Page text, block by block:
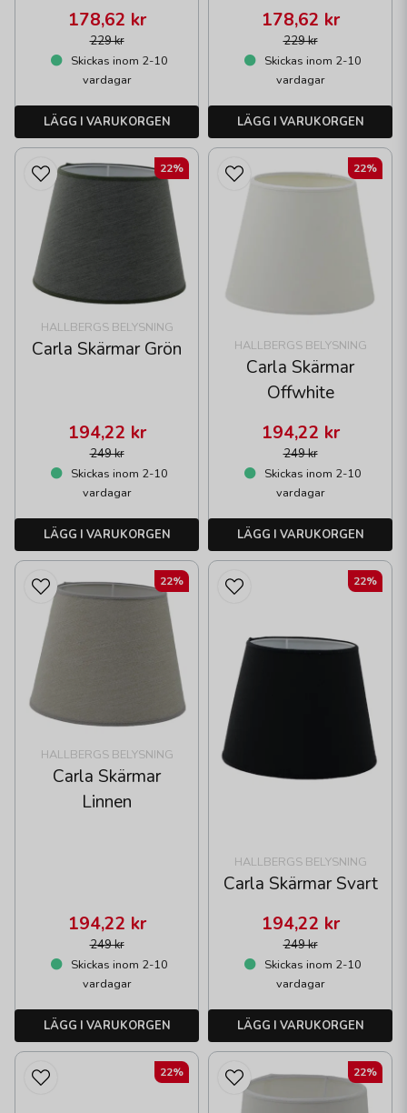
229 kr
178,62 kr
Skickas inom 2-10
vardagar
LÄGG I VARUKORGEN
229 kr
178,62 kr
Skickas inom 2-10
vardagar
LÄGG I VARUKORGEN
HALLBERGS BELYSNING
Carla Skärmar Grön
249 kr
194,22 kr
Skickas inom 2-10
vardagar
LÄGG I VARUKORGEN
22%
HALLBERGS BELYSNING
Carla Skärmar
Offwhite
249 kr
194,22 kr
Skickas inom 2-10
vardagar
LÄGG I VARUKORGEN
22%
HALLBERGS BELYSNING
Carla Skärmar
Linnen
249 kr
194,22 kr
Skickas inom 2-10
vardagar
LÄGG I VARUKORGEN
22%
HALLBERGS BELYSNING
Carla Skärmar Svart
249 kr
194,22 kr
Skickas inom 2-10
vardagar
LÄGG I VARUKORGEN
22%
22% 22%